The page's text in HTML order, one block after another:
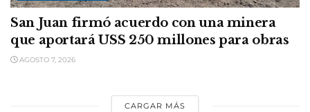
San Juan firmó acuerdo con una minera
que aportará USS 250 millones para obras
AGOSTO 7, 2026
CARGAR MÁS